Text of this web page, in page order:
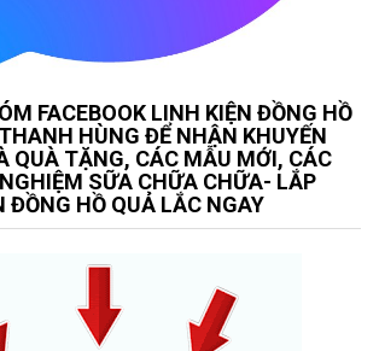
FACEBOOK LINH KIỆN ĐỒNG HỒ
HÙNG ĐỂ NHẬN KHUYẾN
QUÀ TẶNG, CÁC MẪU MỚI, CÁC
SỮA CHỮA CHỮA- LẮP
HỒ QUẢ LẮC NGAY